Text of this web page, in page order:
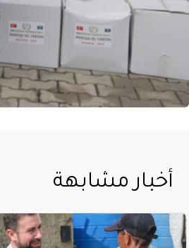
أخبار مشابهة